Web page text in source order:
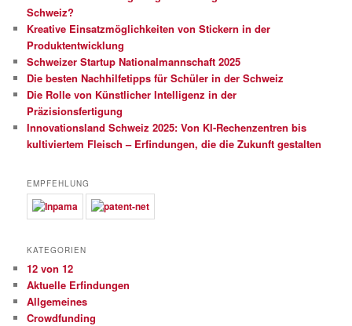
Schweiz?
Kreative Einsatzmöglichkeiten von Stickern in der
Produktentwicklung
Schweizer Startup Nationalmannschaft 2025
Die besten Nachhilfetipps für Schüler in der Schweiz
Die Rolle von Künstlicher Intelligenz in der
Präzisionsfertigung
Innovationsland Schweiz 2025: Von KI-Rechenzentren bis
kultiviertem Fleisch – Erfindungen, die die Zukunft gestalten
EMPFEHLUNG
KATEGORIEN
12 von 12
Aktuelle Erfindungen
Allgemeines
Crowdfunding